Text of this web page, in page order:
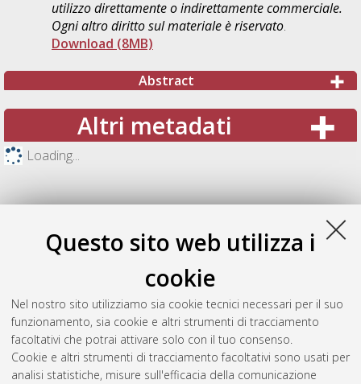
Questo sito web utilizza i
cookie
Nel nostro sito utilizziamo sia cookie tecnici necessari per il suo
funzionamento, sia cookie e altri strumenti di tracciamento
facoltativi che potrai attivare solo con il tuo consenso.
Cookie e altri strumenti di tracciamento facoltativi sono usati per
analisi statistiche, misure sull'efficacia della comunicazione
utilizzo direttamente o indirettamente commerciale.
Ogni altro diritto sul materiale è riservato.
Download (8MB)
Abstract
Altri metadati
Loading...
Gestione del documento: